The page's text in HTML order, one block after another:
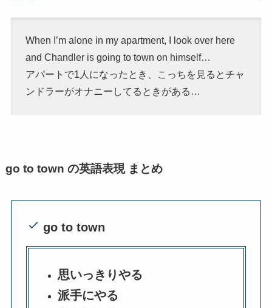
When I’m alone in my apartment, I look over here
and Chandler is going to town on himself…
アパートで1人になったとき、こっちを見るとチャ
ンドラーがオナニーしてるときがある…
go to town の英語表現 まとめ
go to town
思いっきりやる
派手にやる